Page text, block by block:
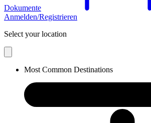
Dokumente
Anmelden/Registrieren
Select your location
Most Common Destinations